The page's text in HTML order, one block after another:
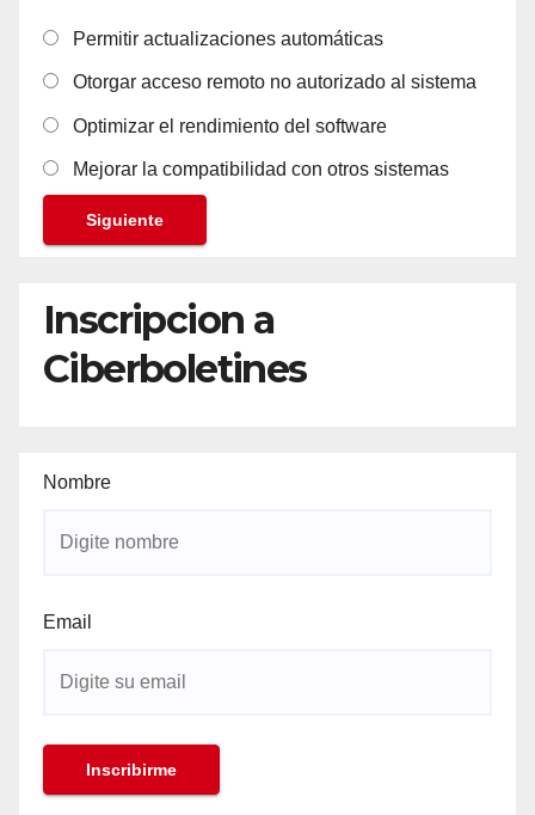
Permitir actualizaciones automáticas
Otorgar acceso remoto no autorizado al sistema
Optimizar el rendimiento del software
Mejorar la compatibilidad con otros sistemas
Siguiente
Inscripcion a
Ciberboletines
Nombre
Email